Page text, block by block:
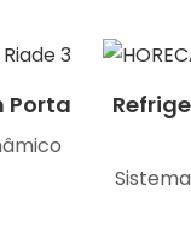
Porta